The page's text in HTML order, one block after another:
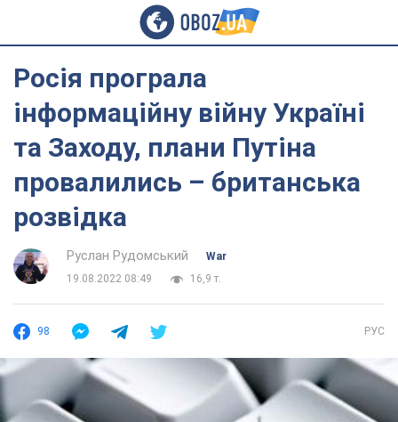
Росія програла
інформаційну війну Україні
та Заходу, плани Путіна
провалились – британська
розвідка
Руслан Рудомський
War
19.08.2022 08:49
16,9 т.
98 РУС